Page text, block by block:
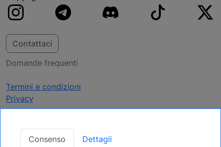
Contattaci
Domande frequenti
Termini e condizioni
Privacy
Ricevi Aggiornamenti
Consenso Dettagli